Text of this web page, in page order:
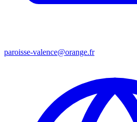
paroisse-valence@orange.fr